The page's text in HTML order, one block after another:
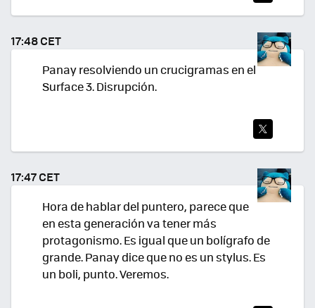
TEA
R
17:48 CET
Panay resolviendo un crucigramas en el
Surface 3. Disrupción.
TWI
TEA
R
17:47 CET
Hora de hablar del puntero, parece que
en esta generación va tener más
protagonismo. Es igual que un bolígrafo de
grande. Panay dice que no es un stylus. Es
un boli, punto. Veremos.